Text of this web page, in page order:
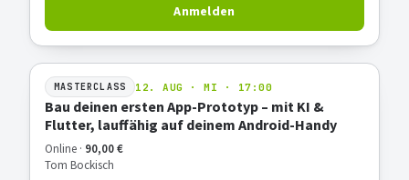
Anmelden
MASTERCLASS 12. AUG · MI · 17:00
Bau deinen ersten App-Prototyp – mit KI &
Flutter, lauffähig auf deinem Android-Handy
Online · 90,00 €
Tom Bockisch